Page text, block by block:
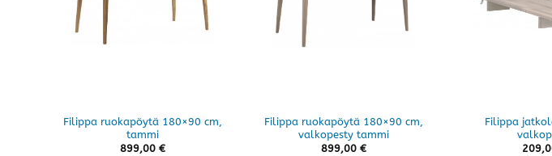
Filippa ruokapöytä 180×90 cm,
tammi
899,00 €
Filippa ruokapöytä 180×90 cm,
valkopesty tammi
899,00 €
Filippa